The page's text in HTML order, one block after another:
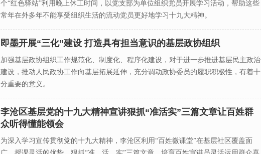
个“红色驿站”利用晚上休工时间，以党支部为单位组织党员开展学习活动，帮助这些
常年在外多年不能享受组织生活的流动党员更好地学习十九大精神。
即墨开展“三化”建设 打造具有担当意识的基层政协组织
加强基层政协组织工作规范化、制度化、程序化建设，对于进一步推进基层民主政治
建设，推动人民政协工作向基层拓展延伸，充分调动政协委员的履职积极性，有着十
分重要的意义。
李沧区基层党的十九大精神宣讲狠抓“准活实”三篇文章让百姓群
众听得懂能领会
为深入学习宣传贯彻党的十九大精神，李沧区利用“百姓微课堂”在基层社区覆盖面